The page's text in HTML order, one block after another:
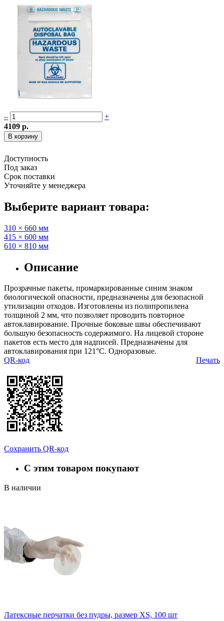
–
+
4109 р.
Доступность
Под заказ
Срок поставки
Уточняйте у менеджера
Выберите вариант товара:
310 × 660 мм
415 × 600 мм
610 × 810 мм
Описание
Прозрачные пакеты, промаркированные синим знаком
биологической опасности, предназначены для безопасной
утилизации отходов. Изготовлены из полипропилена
толщиной 2 мм, что позволяет проводить повторное
автоклавирование. Прочные боковые швы обеспечивают
большую безопасность содержимого. На лицевой стороне
пакетов есть место для надписей. Предназначены для
автоклавирования при 121°C. Одноразовые.
Печать
QR-код
Сохранить QR-код
С этим товаром покупают
В наличии
Латексные перчатки без пудры, размер XS, 100 шт